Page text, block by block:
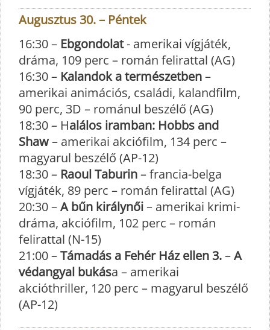
Augusztus 30. – Péntek
16:30 – Ebgondolat- amerikai vígjáték,
dráma, 109 perc – román felirattal (AG)
16:30 – Kalandok a természetben–
amerikai animációs, családi, kalandfilm,
90 perc, 3D – románul beszélő (AG)
18:30 – Halálos iramban: Hobbs and
Shaw– amerikai akciófilm, 134 perc –
magyarul beszélő (AP-12)
18:30 – Raoul Taburin– francia-belga
vígjáték, 89 perc – román felirattal (AG)
20:30 –A bűn királynői– amerikai krimi-
dráma, akciófilm, 102 perc – román
felirattal (N-15)
21:00 –Támadás a Fehér Ház ellen 3.–A
védangyal bukása – amerikai
akcióthriller, 120 perc – magyarul beszélő
(AP-12)